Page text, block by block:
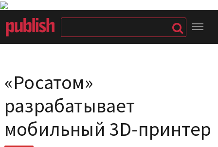
«Росатом»
разрабатывает
мобильный 3D-принтер